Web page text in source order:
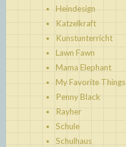
Heindesign
Katzelkraft
Kunstunterricht
Lawn Fawn
Mama Elephant
My Favorite Things
Penny Black
Rayher
Schule
Schulhaus